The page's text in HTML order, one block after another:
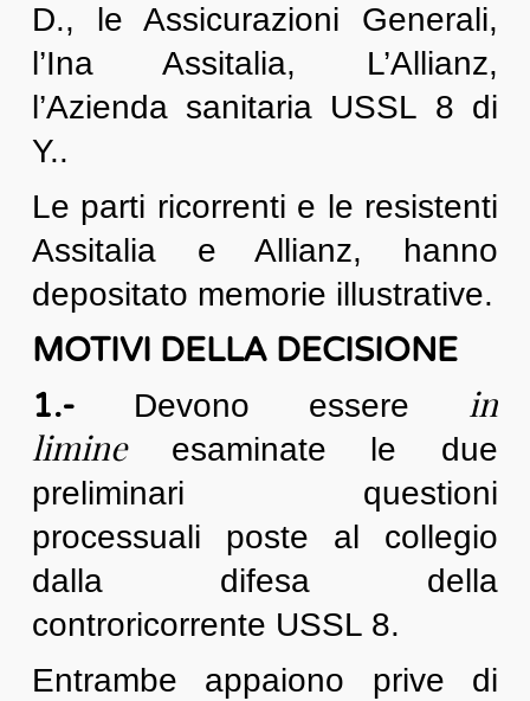
D., le Assicurazioni Generali,
l’Ina Assitalia, L’Allianz,
l’Azienda sanitaria USSL 8 di
Y..
Le parti ricorrenti e le resistenti
Assitalia e Allianz, hanno
depositato memorie illustrative.
MOTIVI DELLA DECISIONE
1.-Devono essere in
limineesaminate le due
preliminari questioni
processuali poste al collegio
dalla difesa della
controricorrente USSL 8.
Entrambe appaiono prive di